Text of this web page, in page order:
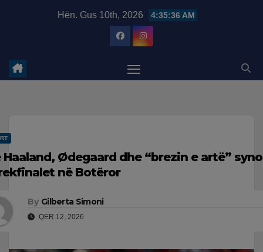
Hën. Gus 10th, 2026 4:35:37 AM
Haaland, Ødegaard dhe “brezin e artë”
në Botëror
By Gilberta Simoni
QER 12, 2026